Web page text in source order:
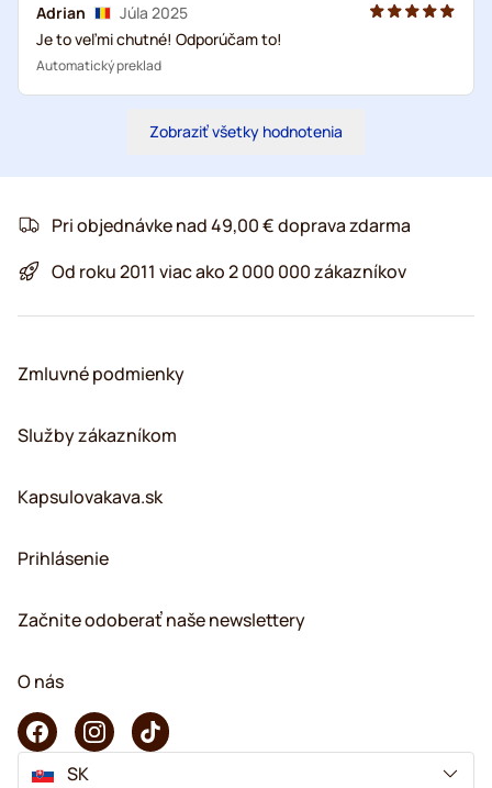
Adrian
Júla 2025
Je to veľmi chutné! Odporúčam to!
Automatický preklad
Zobraziť všetky hodnotenia
Pri objednávke nad 49,00 € doprava zdarma
Od roku 2011 viac ako 2 000 000 zákazníkov
Zmluvné podmienky
Služby zákazníkom
Kapsulovakava.sk
Prihlásenie
Začnite odoberať naše newslettery
O nás
SK